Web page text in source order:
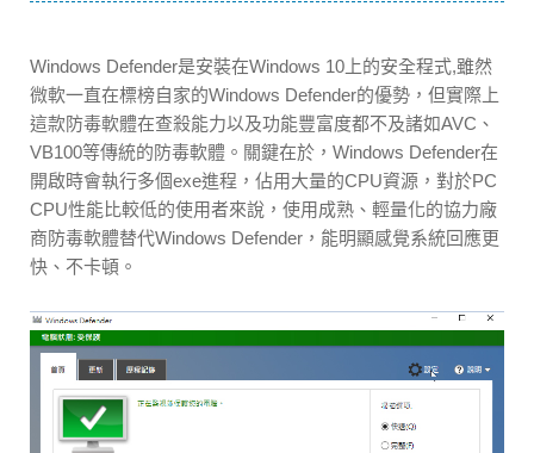
Windows Defender是安裝在Windows 10上的安全程式,雖然
微軟一直在標榜自家的Windows Defender的優勢，但實際上
這款防毒軟體在查殺能力以及功能豐富度都不及諸如AVC、
VB100等傳統的防毒軟體。關鍵在於，Windows Defender在
開啟時會執行多個exe進程，佔用大量的CPU資源，對於PC
CPU性能比較低的使用者來說，使用成熟、輕量化的協力廠
商防毒軟體替代Windows Defender，能明顯感覺系統回應更
快、不卡頓。